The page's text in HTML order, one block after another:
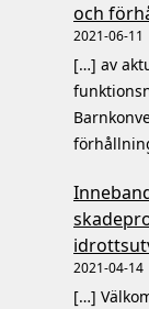
och
2021-06-11
[…] av
2021-04-14
[…]